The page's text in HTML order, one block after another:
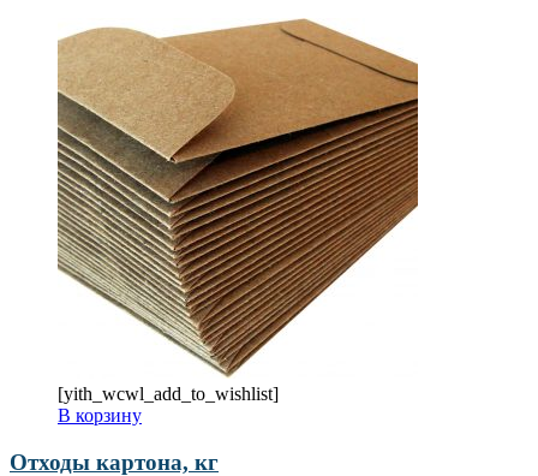
[yith_wcwl_add_to_wishlist]
В корзину
Отходы картона, кг